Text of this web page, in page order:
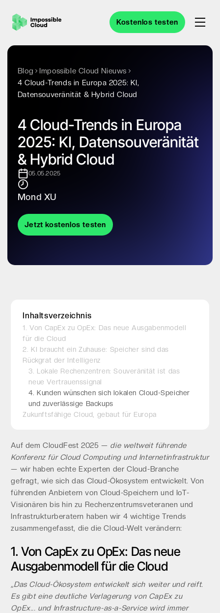
Kostenlos testen
Blog
Impossible Cloud Nieuws
4 Cloud-Trends in Europa 2025: KI,
Datensouveränität & Hybrid Cloud
4 Cloud-Trends in Europa
2025: KI, Datensouveränität
& Hybrid Cloud
05.05.2025
Mond XU
Jetzt kostenlos testen
Inhaltsverzeichnis
1. Von CapEx zu OpEx: Das neue Ausgabenmodell
für die Cloud
2. KI braucht ein Zuhause: Speicher sind das
Rückgrat der Intelligenz
3. Lokale Rechenzentren: Souveränität ist das
neue Vertrauenssignal
4. Kunden wünschen sich lokalen Cloud-Speicher
und zuverlässige Backups
Zukunftsfähige Cloud, gebaut für Europa
Auf dem CloudFest 2025 — die weltweit führende
Konferenz für Cloud Computing und Internetinfrastruktur
— wir haben echte Experten der Cloud-Branche
gefragt, wie sich das Cloud-Ökosystem entwickelt. Von
führenden Anbietern von Cloud-Speichern und IoT-
Visionären bis hin zu Rechenzentrumsveteranen und
Infrastrukturberatern haben wir 4 wichtige Trends
zusammengefasst, die die Cloud-Welt verändern:
1. Von CapEx zu OpEx: Das neue
Ausgabenmodell für die Cloud
„Das Cloud-Ökosystem entwickelt sich weiter und reift.
Es gibt eine deutliche Verlagerung von CapEx zu
OpEx... und Infrastructure-as-a-Service wird immer